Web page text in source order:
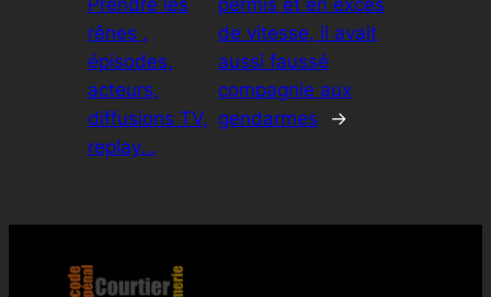
Prendre les
rênes ,
épisodes,
acteurs,
diffusions TV,
replay…
permis et en excès
de vitesse, il avait
aussi faussé
compagnie aux
gendarmes
→